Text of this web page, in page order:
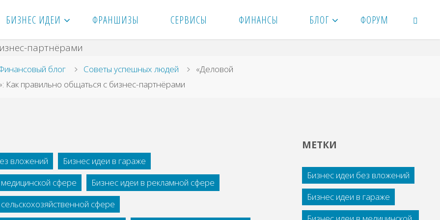
БИЗНЕС ИДЕИ ФРАНШИЗЫ СЕРВИСЫ ФИНАНСЫ БЛОГ ФОРУМ
блог Советы успешных людей
«Деловой
Как правильно общаться с бизнес-партнёрами
вложений
Бизнес идеи в гараже
сфере
Бизнес идеи в рекламной сфере
сфере
МЕТКИ
Бизнес идеи без вложений
Бизнес идеи в гараже